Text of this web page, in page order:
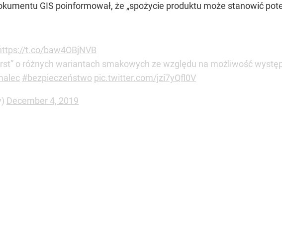
GIS poinformował, że „spożycie produktu może stanowić
t.co/baw4OBjNVB
o różnych wariantach smakowych ze względu na możliwość
#bezpieczeństwo pic.twitter.com/jzi7yQfl0V
December 4, 2019